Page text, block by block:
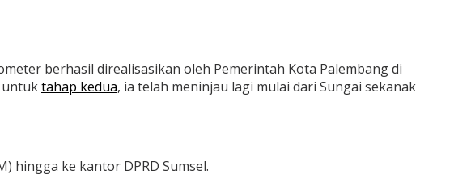
berhasil direalisasikan oleh Pemerintah Kota Palembang di
untuktahap kedua, ia telah meninjau lagi mulai dari Sungai sekanak
hingga ke kantor DPRD Sumsel.